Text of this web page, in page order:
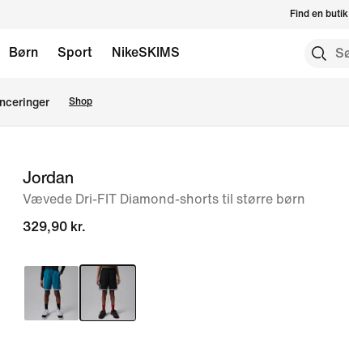
Find en butik
Børn Sport NikeSKIMS
Shop
billedeJordan
Vævede Dri-FIT Diamond-shorts til større børn
329,90 kr.